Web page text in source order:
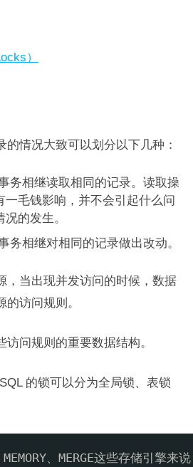
）
的情况大致可以划分以下几种：
务相继读取相同的记录。读取操
一毛钱影响，并不会引起什么问
的发生。
务相继对相同的记录做出改动。
，当出现并发访问的时候，数据
访问规则。
问规则的重要数据结构。
的锁可以分为全局锁、表锁
MEMORY、MERGE这些存储引擎